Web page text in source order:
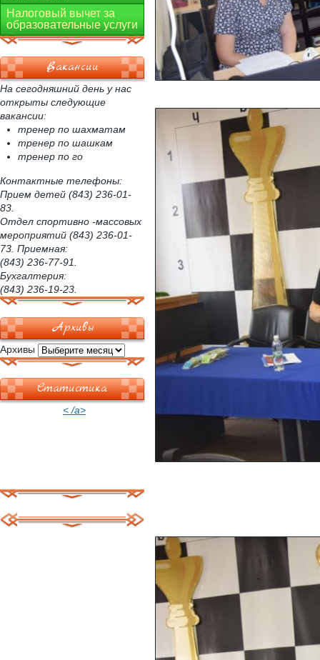
Налоговый вычет за
образовательные услуги
Вакансии
На сегодняшний день у нас
открыты следующие
вакансии:
тренер по шахматам
тренер по шашкам
тренер по го
Контактные телефоны:
Прием детей (843) 236-01-
83.
Отдел спортивно -массовых
мероприятий (843) 236-01-
73. Приемная:
(843) 236-77-91.
Бухгалтерия:
(843) 236-19-23.
Архивы
Архивы
Статистика
< /a>